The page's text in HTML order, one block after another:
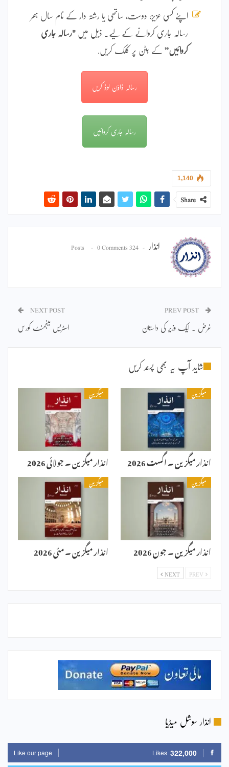
اپنے کسی عزیز، دوست، ساتھی یا رشتہ دار کے نام سال بھر
رسالہ جاری کروانے کے لیے۔ ذیل میں "رسالہ جاری
کروائیں” کے بٹن پر کلک کریں.
رسالہ ڈاؤن لوڈ کریں
رسالہ جاری کروائیں
1,140
Share
انذار 324 Posts
0 Comments
غرض ۔ ایک وزیر کی داستان
NEXT POST
اسٹریس مینجمنٹ کورس
شاید آپ یہ بھی پسند کریں
میگزین
انذار میگزین ۔ اگست 2026
میگزین
انذار میگزین ۔ جولائی 2026
میگزین
انذار میگزین ۔ جون 2026
میگزین
انذار میگزین ۔ مئی 2026
NEXT
انذار سوشل میڈیا
322,000
Likes
Like our page